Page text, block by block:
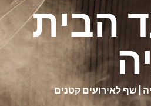
הבית
| שף לאירועים קטנים